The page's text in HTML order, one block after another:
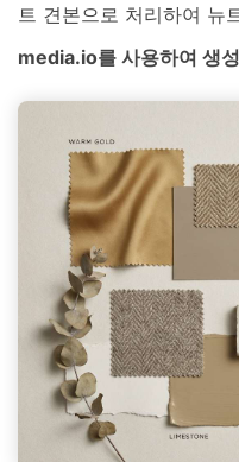
트 견본으로 처리하여 뉴
media.io를 사용하여 생